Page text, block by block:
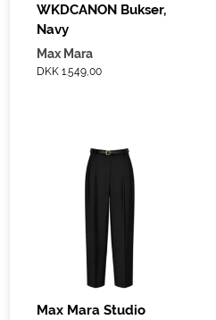
WKDCANON Bukser,
Navy
Max Mara
DKK 1.549,00
Max Mara Studio